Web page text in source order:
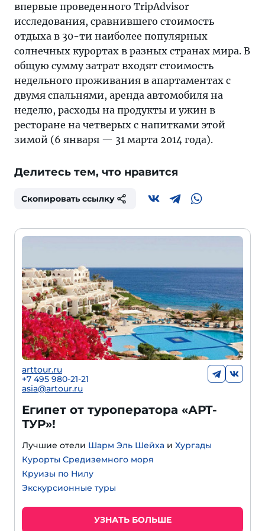
впервые проведенного TripAdvisor
исследования, сравнившего стоимость
отдыха в 30-ти наиболее популярных
солнечных курортах в разных странах мира. В
общую сумму затрат входят стоимость
недельного проживания в апартаментах с
двумя спальнями, аренда автомобиля на
неделю, расходы на продукты и ужин в
ресторане на четверых с напитками этой
зимой (6 января — 31 марта 2014 года).
Делитесь тем, что нравится
Скопировать ссылку
arttour.ru
+7 495 980-21-21
asia@artour.ru
Египет от туроператора «АРТ-
ТУР»!
Лучшие отели Шарм Эль Шейха и Хургады
Курорты Средиземного моря
Круизы по Нилу
Экскурсионные туры
УЗНАТЬ БОЛЬШЕ